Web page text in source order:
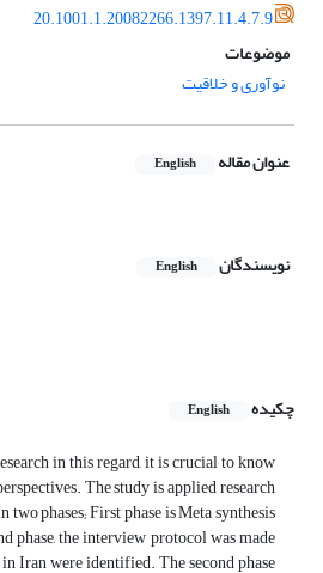
20.1001.1.20082266.1397.11.4.7.9
موضوعات
نوآوری و خلاقیت
عنوان مقاله English
نویسندگان English
چکیده
English
in this regard, it is crucial to know
The study is applied research
phases; First phase is Meta synthesis
phase, the interview protocol was made
Iran were identified. The second phase